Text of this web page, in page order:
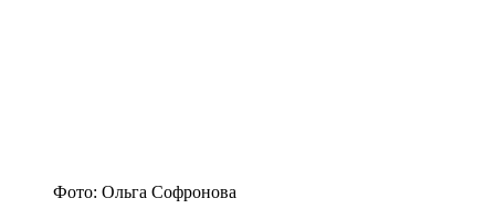
Фото: Ольга Софронова